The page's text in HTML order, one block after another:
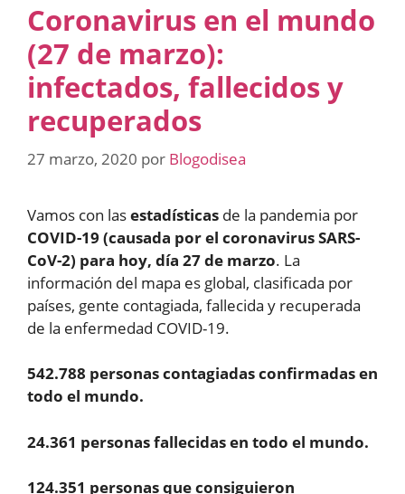
Coronavirus en el mundo
(27 de marzo):
infectados, fallecidos y
recuperados
27 marzo, 2020 por Blogodisea
Vamos con lasestadísticas de la pandemia por
COVID-19 (causada por el coronavirus SARS-
CoV-2) para hoy, día 27 de marzo. La
información del mapa es global, clasificada por
países, gente contagiada, fallecida y recuperada
de la enfermedad COVID-19.
542.788 personas contagiadas confirmadas en
todo el mundo.
24.361 personas fallecidas en todo el mundo.
124.351 personas que consiguieron